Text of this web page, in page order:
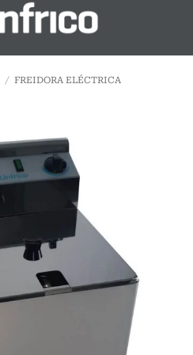
/ FREIDORA ELÉCTRICA